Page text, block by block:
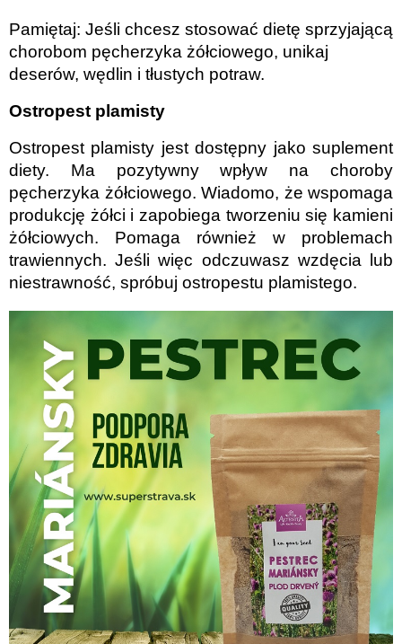
Pamiętaj: Jeśli chcesz stosować dietę sprzyjającą
chorobom pęcherzyka żółciowego, unikaj
deserów, wędlin i tłustych potraw.
Ostropest plamisty
Ostropest plamisty jest dostępny jako suplement
diety. Ma pozytywny wpływ na choroby
pęcherzyka żółciowego. Wiadomo, że wspomaga
produkcję żółci i zapobiega tworzeniu się kamieni
żółciowych. Pomaga również w problemach
trawiennych. Jeśli więc odczuwasz wzdęcia lub
niestrawność, spróbuj ostropestu plamistego.